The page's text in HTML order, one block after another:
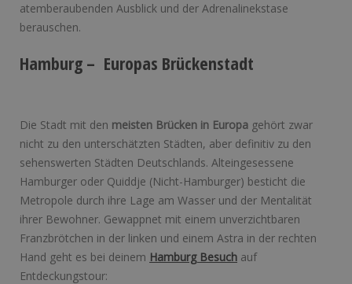
atemberaubenden Ausblick und der Adrenalinekstase
berauschen.
Hamburg – Europas Brückenstadt
Die Stadt mit den meisten Brücken in Europa gehört zwar
nicht zu den unterschätzten Städten, aber definitiv zu den
sehenswerten Städten Deutschlands. Alteingesessene
Hamburger oder Quiddje (Nicht-Hamburger) besticht die
Metropole durch ihre Lage am Wasser und der Mentalität
ihrer Bewohner. Gewappnet mit einem unverzichtbaren
Franzbrötchen in der linken und einem Astra in der rechten
Hand geht es bei deinem Hamburg Besuch auf
Entdeckungstour: